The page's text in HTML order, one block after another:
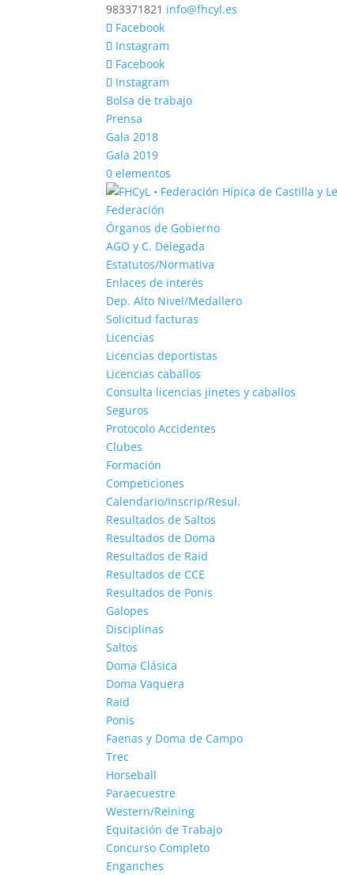
983371821 info@fhcyl.es
Facebook
Instagram
Facebook
Instagram
Bolsa de trabajo
Prensa
Gala 2018
Gala 2019
0 elementos
Federación
Órganos de Gobierno
AGO y C. Delegada
Estatutos/Normativa
Enlaces de interés
Dep. Alto Nivel/Medallero
Solicitud facturas
Licencias
Licencias deportistas
Licencias caballos
Consulta licencias jinetes y caballos
Seguros
Protocolo Accidentes
Clubes
Formación
Competiciones
Calendario/Inscrip/Resul.
Resultados de Saltos
Resultados de Doma
Resultados de Raid
Resultados de CCE
Resultados de Ponis
Galopes
Disciplinas
Saltos
Doma Clásica
Doma Vaquera
Raid
Ponis
Faenas y Doma de Campo
Trec
Horseball
Paraecuestre
Western/Reining
Equitación de Trabajo
Concurso Completo
Enganches